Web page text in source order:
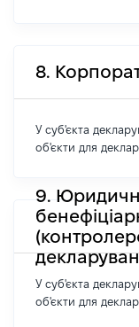
8.
У суб'єкта
об'єкти для
9.
У суб'єкта
об'єкти для